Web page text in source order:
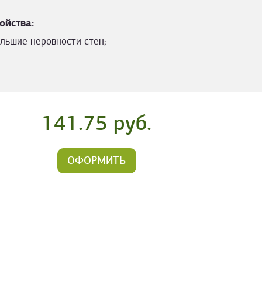
неровности стен;
141.75 руб.
ОФОРМИТЬ